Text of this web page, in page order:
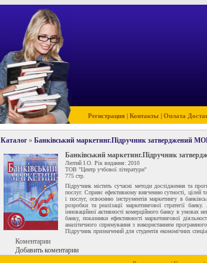
Регистрация | Контакты | Оплата
Каталог» Банківський маркетинг.Підручник затверджений
Банківський маркетинг.Підручник
Лютий І.О. Рік видання: 2010
ТОВ "Центр учбової літератури"
775 стр.
Підручник містить сучасні методи дослідження та
послуг. Сприяє ефективному вивченню сутності, цілей
і послуг, освоєнню інструментів маркетингу в
розробки та реалізації маркетингової стратегії
інноваційної активності комерційного банку в умовах
банку, показники ефективності маркетингової
аналітичного спрямування з використанням
Підручник призначений для студентів економічних
Коментарии
Добавить коментарии